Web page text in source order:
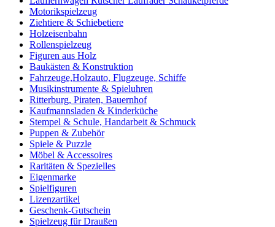
Motorikspielzeug
Ziehtiere & Schiebetiere
Holzeisenbahn
Rollenspielzeug
Figuren aus Holz
Baukästen & Konstruktion
Fahrzeuge,Holzauto, Flugzeuge, Schiffe
Musikinstrumente & Spieluhren
Ritterburg, Piraten, Bauernhof
Kaufmannsladen & Kinderküche
Stempel & Schule, Handarbeit & Schmuck
Puppen & Zubehör
Spiele & Puzzle
Möbel & Accessoires
Raritäten & Spezielles
Eigenmarke
Spielfiguren
Lizenzartikel
Geschenk-Gutschein
Spielzeug für Draußen